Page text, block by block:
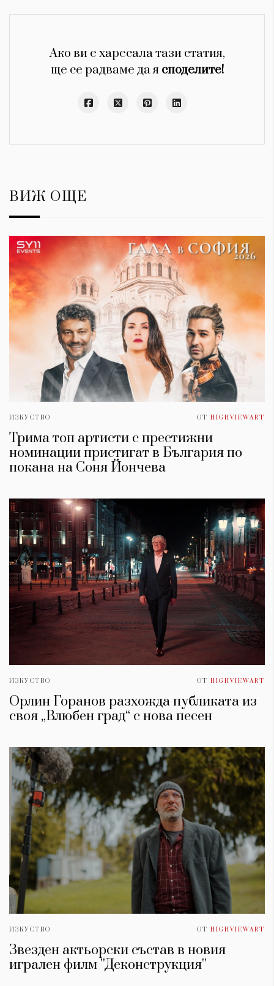
Ако ви е харесала тази статия,
ще се радваме да я споделите!
ВИЖ ОЩЕ
ИЗКУСТВО ОТ HIGHVIEWART
Трима топ артисти с престижни
номинации пристигат в България по
покана на Соня Йончева
ИЗКУСТВО ОТ HIGHVIEWART
Орлин Горанов разхожда публиката из
своя „Влюбен град“ с нова песен
ИЗКУСТВО ОТ HIGHVIEWART
Звезден актьорски състав в новия
игрален филм ''Деконструкция''